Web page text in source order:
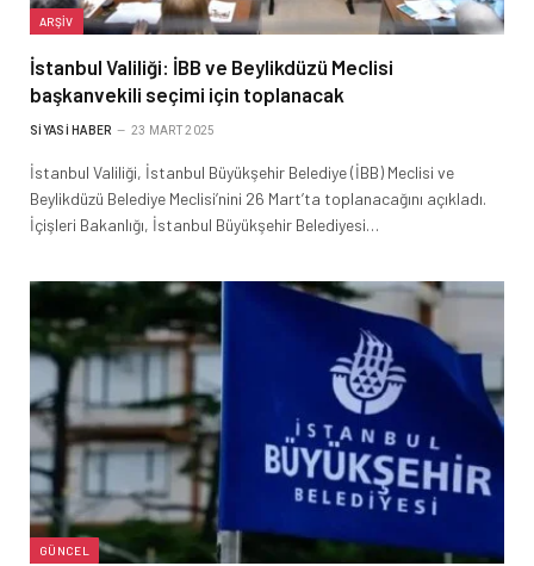
ARŞIV
İstanbul Valiliği: İBB ve Beylikdüzü Meclisi
başkanvekili seçimi için toplanacak
SIYASI HABER 23 MART 2025
İstanbul Valiliği, İstanbul Büyükşehir Belediye (İBB) Meclisi ve
Beylikdüzü Belediye Meclisi’nini 26 Mart’ta toplanacağını açıkladı.
İçişleri Bakanlığı, İstanbul Büyükşehir Belediyesi…
GÜNCEL